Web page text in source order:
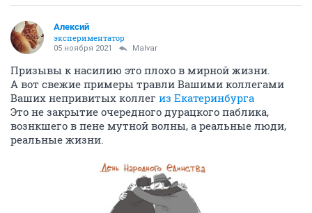
Алексий
экспериментатор
05 ноября 2021 Malvar
Призывы к насилию это плохо в мирной жизни.
А вот свежие примеры травли Вашими коллегами
Ваших непривитых коллег из Екатеринбурга
Это не закрытие очередного дурацкого паблика,
вознкшего в пене мутной волны, а реальные люди,
реальные жизни.